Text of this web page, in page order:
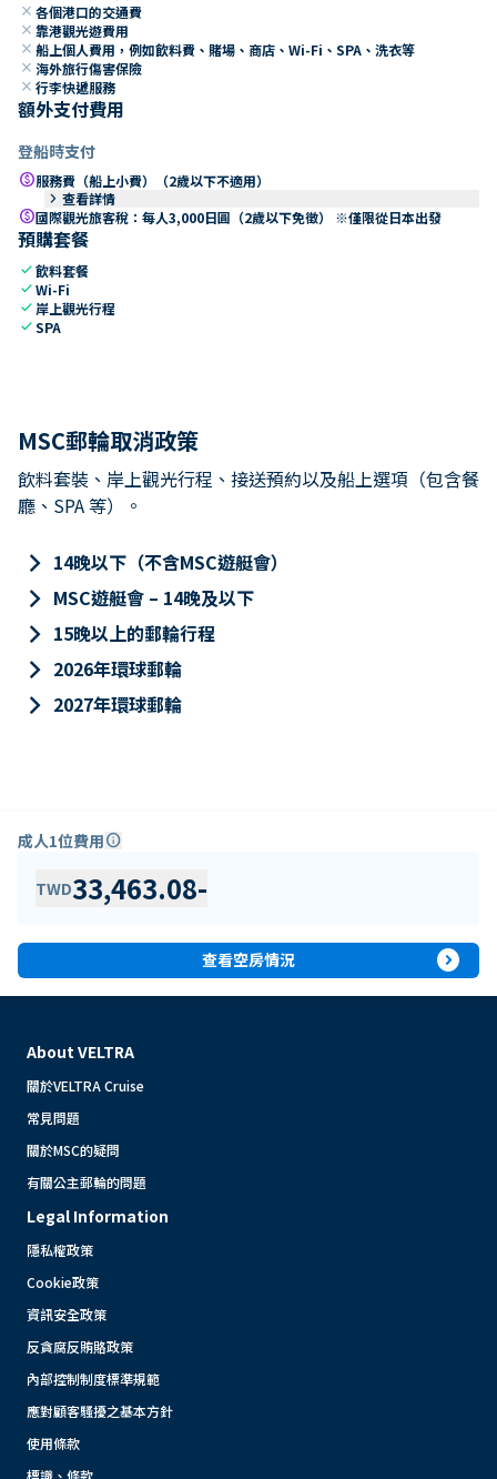
close 各個港口的交通費
close 靠港觀光遊費用
close 船上個人費用，例如飲料費、賭場、商店、Wi-Fi、SPA、洗衣等
close 海外旅行傷害保險
close 行李快遞服務
額外支付費用
登船時支付
paid服務費（船上小費）（2歲以下不適用）
keyboard_arrow_right 查看詳情
paid國際觀光旅客稅：每人3,000日圓（2歲以下免徵） ※僅限從日本出發
預購套餐
check飲料套餐
checkWi-Fi
check 岸上觀光行程
checkSPA
MSC郵輪取消政策
飲料套裝、岸上觀光行程、接送預約以及船上選項（包含餐
廳、SPA 等）。
keyboard_arrow_right 14晚以下（不含MSC遊艇會）
keyboard_arrow_right MSC遊艇會 – 14晚及以下
keyboard_arrow_right 15晚以上的郵輪行程
keyboard_arrow_right 2026年環球郵輪
keyboard_arrow_right 2027年環球郵輪
成人1位費用info
TWD33,463.08-
查看空房情況 expand_circle_right
About VELTRA
關於VELTRA Cruise
常見問題
關於MSC的疑問
有關公主郵輪的問題
Legal Information
隱私權政策
Cookie政策
資訊安全政策
反貪腐反賄賂政策
內部控制制度標準規範
應對顧客騷擾之基本方針
使用條款
標識、條款